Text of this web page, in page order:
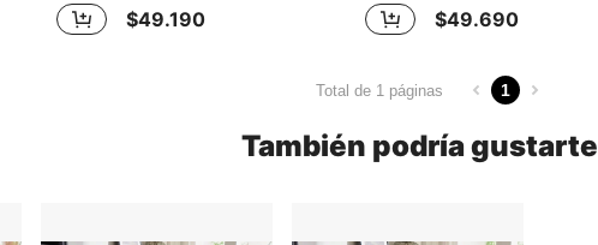
$49.190 $49.690
Total de 1 páginas 1
También podría gustarte